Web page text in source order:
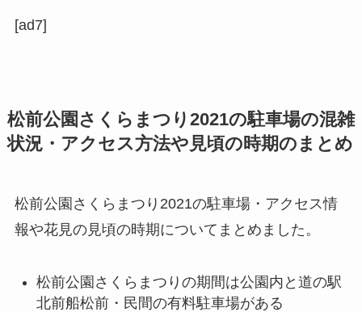
[ad7]
松前公園さくらまつり2021の駐車場の混雑
状況・アクセス方法や見頃の時期のまとめ
松前公園さくらまつり2021の駐車場・アクセス情
報や花見の見頃の時期についてまとめました。
松前公園さくらまつりの期間は公園内と道の駅
北前船松前・民間の有料駐車場がある